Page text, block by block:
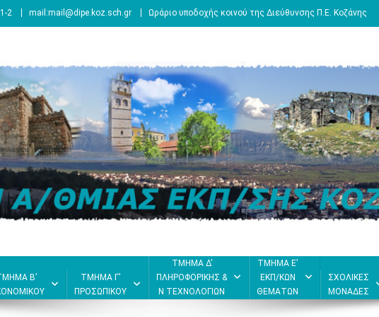
2 mail:mail@dipe.koz.sch.gr Ωράριο υποδοχής κοινού της Διεύθυνσης Π.Ε. Κοζάνης
Β’
ΤΜΗΜΑ Γ’
ΠΡΟΣΩΠΙΚΟΥ
ΤΜΗΜΑ Δ’
ΠΛΗΡΟΦΟΡΙΚΗΣ &
Ν ΤΕΧΝΟΛΟΓΙΩΝ
ΤΜΗΜΑ Ε’
ΕΚΠ/ΚΩΝ
ΘΕΜΑΤΩΝ
ΣΧΟΛΙΚΕΣ
ΜΟΝΑΔΕΣ